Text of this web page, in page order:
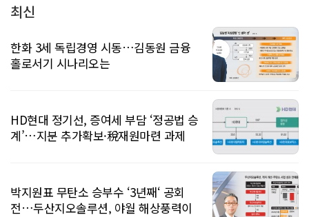
최신
한화 3세 독립경영 시동…김동원 금융
홀로서기 시나리오는
HD현대 정기선, 증여세 부담 ‘정공법 승
계’…지분 추가확보·稅재원마련 과제
박지원표 무탄소 승부수 ‘3년째‘ 공회
전…두산지오솔루션, 야월 해상풍력이